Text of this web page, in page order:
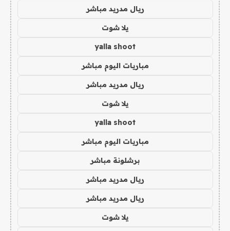
ريال مدريد مباشر
يلا شوت
yalla shoot
مباريات اليوم مباشر
ريال مدريد مباشر
يلا شوت
yalla shoot
مباريات اليوم مباشر
برشلونة مباشر
ريال مدريد مباشر
ريال مدريد مباشر
يلا شوت